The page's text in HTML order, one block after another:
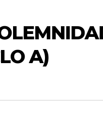
A)